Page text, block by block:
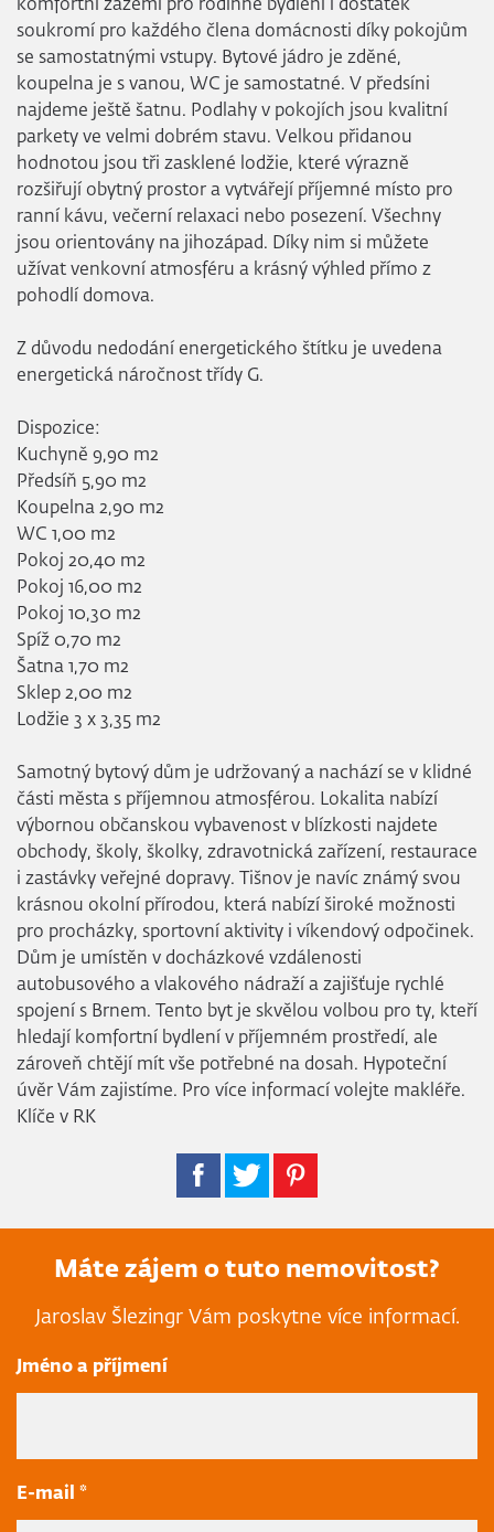
komfortní zázemí pro rodinné bydlení i dostatek
soukromí pro každého člena domácnosti díky pokojům
se samostatnými vstupy. Bytové jádro je zděné,
koupelna je s vanou, WC je samostatné. V předsíni
najdeme ještě šatnu. Podlahy v pokojích jsou kvalitní
parkety ve velmi dobrém stavu. Velkou přidanou
hodnotou jsou tři zasklené lodžie, které výrazně
rozšiřují obytný prostor a vytvářejí příjemné místo pro
ranní kávu, večerní relaxaci nebo posezení. Všechny
jsou orientovány na jihozápad. Díky nim si můžete
užívat venkovní atmosféru a krásný výhled přímo z
pohodlí domova.
Z důvodu nedodání energetického štítku je uvedena
energetická náročnost třídy G.
Dispozice:
Kuchyně 9,90 m2
Předsíň 5,90 m2
Koupelna 2,90 m2
WC 1,00 m2
Pokoj 20,40 m2
Pokoj 16,00 m2
Pokoj 10,30 m2
Spíž 0,70 m2
Šatna 1,70 m2
Sklep 2,00 m2
Lodžie 3 x 3,35 m2
Samotný bytový dům je udržovaný a nachází se v klidné
části města s příjemnou atmosférou. Lokalita nabízí
výbornou občanskou vybavenost v blízkosti najdete
obchody, školy, školky, zdravotnická zařízení, restaurace
i zastávky veřejné dopravy. Tišnov je navíc známý svou
krásnou okolní přírodou, která nabízí široké možnosti
pro procházky, sportovní aktivity i víkendový odpočinek.
Dům je umístěn v docházkové vzdálenosti
autobusového a vlakového nádraží a zajišťuje rychlé
spojení s Brnem. Tento byt je skvělou volbou pro ty, kteří
hledají komfortní bydlení v příjemném prostředí, ale
zároveň chtějí mít vše potřebné na dosah. Hypoteční
úvěr Vám zajistíme. Pro více informací volejte makléře.
Klíče v RK
Máte zájem o tuto nemovitost?
Jaroslav Šlezingr Vám poskytne více informací.
Jméno a příjmení
E-mail *